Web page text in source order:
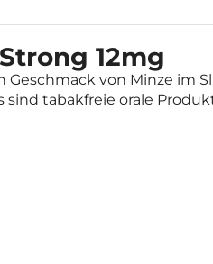
12mg
Geschmack von Minze
sind tabakfreie orale